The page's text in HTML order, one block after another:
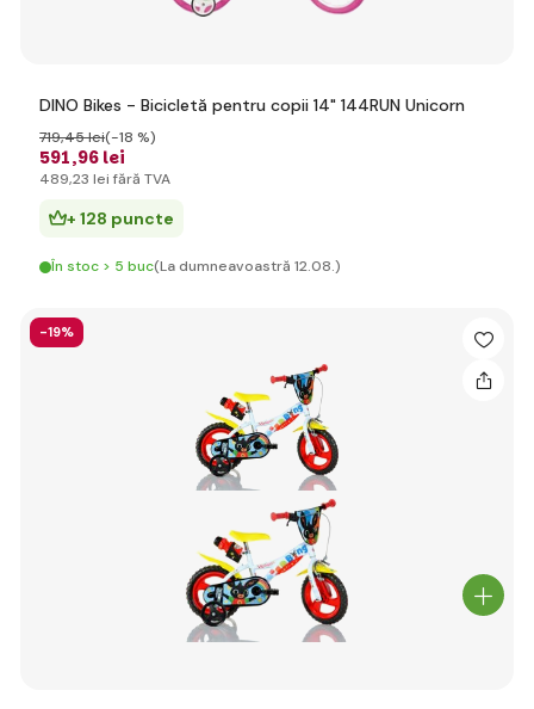
DINO Bikes - Bicicletă pentru copii 14" 144RUN Unicorn
591,96 lei
719,45 lei(-18 %)
489,23 lei fără TVA
+ 128 puncte
În stoc > 5 buc(La dumneavoastră 12.08.)
-19%